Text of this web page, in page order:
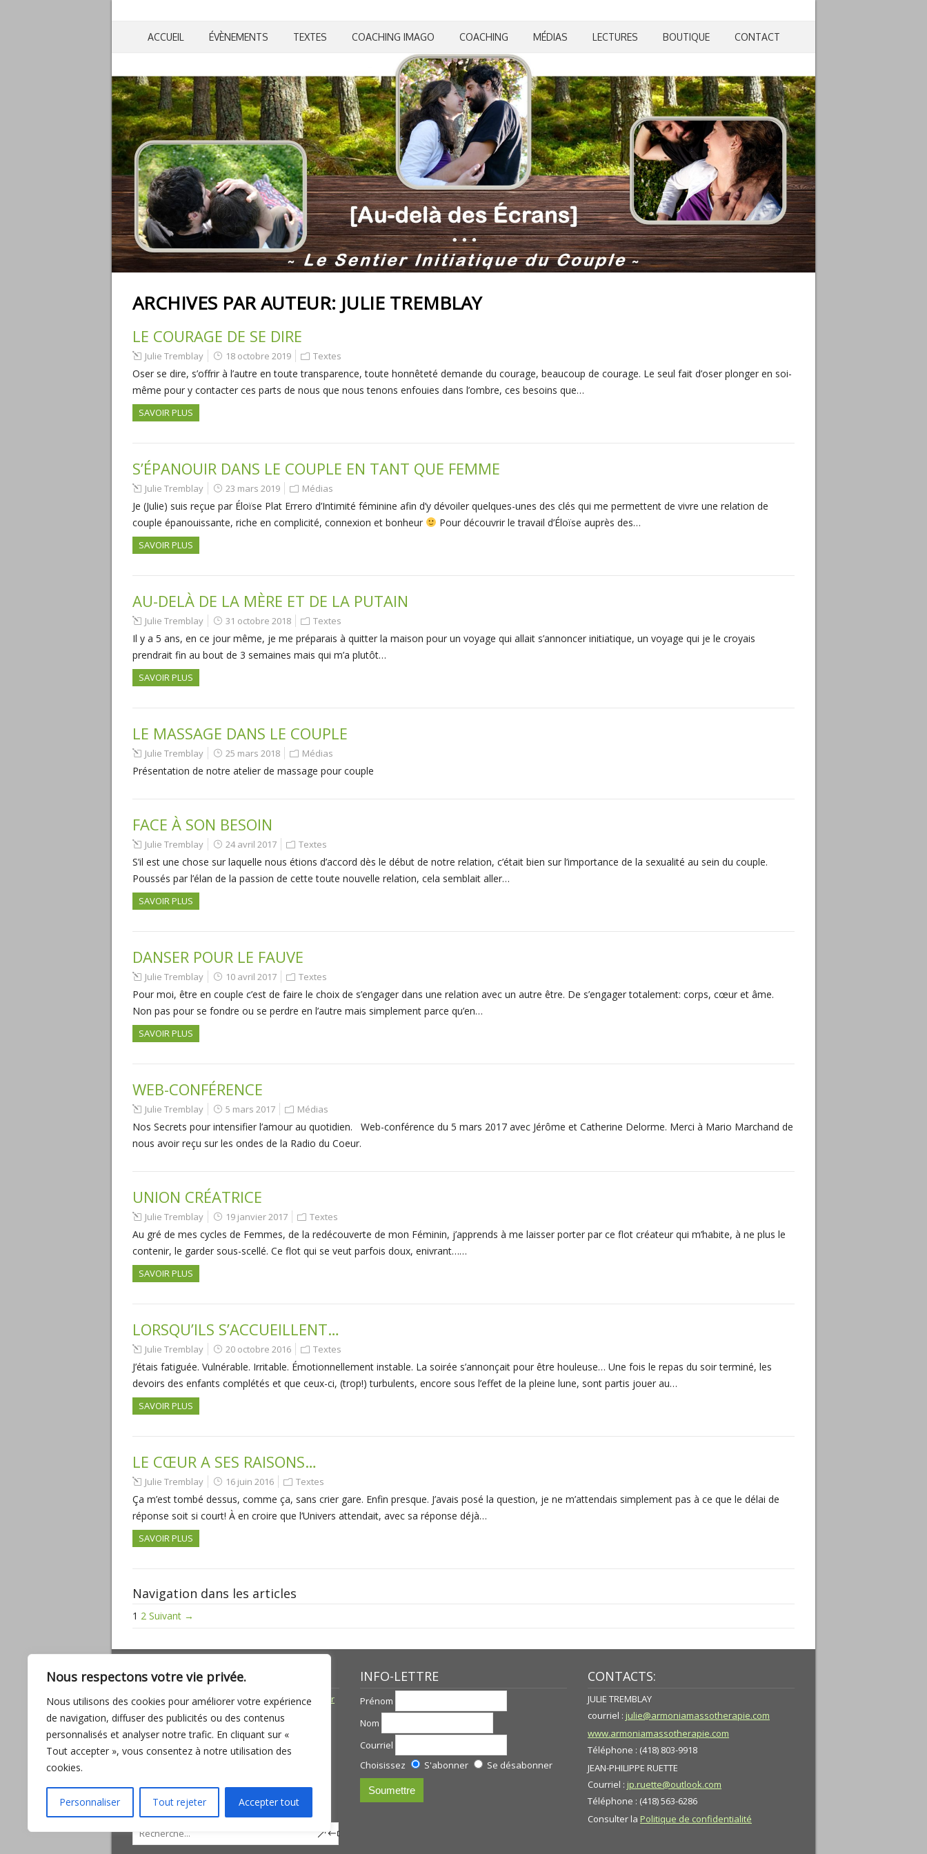
Nous respectons votre vie privée.
Nous utilisons des cookies pour améliorer votre expérience
de navigation, diffuser des publicités ou des contenus
personnalisés et analyser notre trafic. En cliquant sur «
Tout accepter », vous consentez à notre utilisation des
cookies.
Personnaliser Tout rejeter Accepter tout
ACCUEIL ÉVÈNEMENTS TEXTES COACHING IMAGO COACHING MÉDIAS LECTURES BOUTIQUE CONTACT
ARCHIVES PAR AUTEUR: JULIE TREMBLAY
LE COURAGE DE SE DIRE
Julie Tremblay 18 octobre 2019 Textes
Oser se dire, s’offrir à l’autre en toute transparence, toute honnêteté demande du courage, beaucoup de courage. Le seul fait d’oser plonger en soi-
même pour y contacter ces parts de nous que nous tenons enfouies dans l’ombre, ces besoins que…
SAVOIR PLUS
S’ÉPANOUIR DANS LE COUPLE EN TANT QUE FEMME
Julie Tremblay 23 mars 2019 Médias
Je (Julie) suis reçue par Éloïse Plat Errero d’Intimité féminine afin d’y dévoiler quelques-unes des clés qui me permettent de vivre une relation de
couple épanouissante, riche en complicité, connexion et bonheur
Pour découvrir le travail d’Éloïse auprès des…
SAVOIR PLUS
AU-DELÀ DE LA MÈRE ET DE LA PUTAIN
Julie Tremblay 31 octobre 2018 Textes
Il y a 5 ans, en ce jour même, je me préparais à quitter la maison pour un voyage qui allait s’annoncer initiatique, un voyage qui je le croyais
prendrait fin au bout de 3 semaines mais qui m’a plutôt…
SAVOIR PLUS
LE MASSAGE DANS LE COUPLE
Julie Tremblay 25 mars 2018 Médias
Présentation de notre atelier de massage pour couple
FACE À SON BESOIN
Julie Tremblay 24 avril 2017 Textes
S’il est une chose sur laquelle nous étions d’accord dès le début de notre relation, c’était bien sur l’importance de la sexualité au sein du couple.
Poussés par l’élan de la passion de cette toute nouvelle relation, cela semblait aller…
SAVOIR PLUS
DANSER POUR LE FAUVE
Julie Tremblay 10 avril 2017 Textes
Pour moi, être en couple c’est de faire le choix de s’engager dans une relation avec un autre être. De s’engager totalement: corps, cœur et âme.
Non pas pour se fondre ou se perdre en l’autre mais simplement parce qu’en…
SAVOIR PLUS
WEB-CONFÉRENCE
Julie Tremblay 5 mars 2017 Médias
Nos Secrets pour intensifier l’amour au quotidien. Web-conférence du 5 mars 2017 avec Jérôme et Catherine Delorme. Merci à Mario Marchand de
nous avoir reçu sur les ondes de la Radio du Coeur.
UNION CRÉATRICE
Julie Tremblay 19 janvier 2017 Textes
Au gré de mes cycles de Femmes, de la redécouverte de mon Féminin, j’apprends à me laisser porter par ce flot créateur qui m’habite, à ne plus le
contenir, le garder sous-scellé. Ce flot qui se veut parfois doux, enivrant……
SAVOIR PLUS
LORSQU’ILS S’ACCUEILLENT…
Julie Tremblay 20 octobre 2016 Textes
J’étais fatiguée. Vulnérable. Irritable. Émotionnellement instable. La soirée s’annonçait pour être houleuse… Une fois le repas du soir terminé, les
devoirs des enfants complétés et que ceux-ci, (trop!) turbulents, encore sous l’effet de la pleine lune, sont partis jouer au…
SAVOIR PLUS
LE CŒUR A SES RAISONS…
Julie Tremblay 16 juin 2016 Textes
Ça m’est tombé dessus, comme ça, sans crier gare. Enfin presque. J’avais posé la question, je ne m’attendais simplement pas à ce que le délai de
réponse soit si court! À en croire que l’Univers attendait, avec sa réponse déjà…
SAVOIR PLUS
Navigation dans les articles
1 2 Suivant →
ARTICLES RÉCENTS
Miracles, mathématiques sacrées, baigné par
son amour
L’UNION, promesse d’ABONDANCE pour
l’humanité
L’importance de la connexion des sexes
INFO-LETTRE
Prénom
Nom
Courriel
Choisissez
S'abonner Se désabonner
CONTACTS:
JULIE TREMBLAY
courriel : julie@armoniamassotherapie.com
www.armoniamassotherapie.com
Téléphone : (418) 803-9918
JEAN-PHILIPPE RUETTE
Courriel : jp.ruette@outlook.com
Téléphone : (418) 563-6286
Consulter la Politique de confidentialité